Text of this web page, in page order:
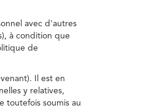
avec d'autres
à condition que
de
Il est en
y relatives,
toutefois soumis au